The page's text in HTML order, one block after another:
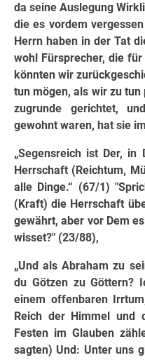
da seine Auslegung
die es vordem
Herrn haben in der Tat
wohl Fürsprecher, die
könnten wir
tun mögen, als wir zu
zugrunde gerichtet,
gewohnt waren, hat sie
„Segensreich ist Der, in
Herrschaft (Reichtum,
alle Dinge.“ (67/1)
(Kraft) die Herrschaft
gewährt, aber vor Dem
wisset?" (23/88),
„Und als Abraham zu
du Götzen zu Göttern?
einem offenbaren
Reich der Himmel und
Festen im Glauben
sagten) Und: Unter uns